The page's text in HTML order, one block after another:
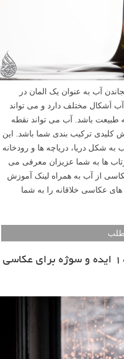
آب به عنوان یک المان در
اَشکال مختلف دارد و می تواند
طبیعت باشد. آب می تواند نقطه
ترکیب بندی شما باشد. این
به شکل دریا، دریاچه ها و رودخانه
ها به شما عزیزان معرفی می
عکاسی از آب به همراه لینک آموزش
عکاسی خلاقانه را به شما